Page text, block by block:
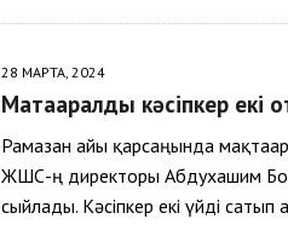
28 МАРТА, 2024
Мақтааралдық кәсіпкер
Рамазан айы қарсаңында
ЖШС-ң директоры Абдухашим
сыйлады. Кәсіпкер екі үйді